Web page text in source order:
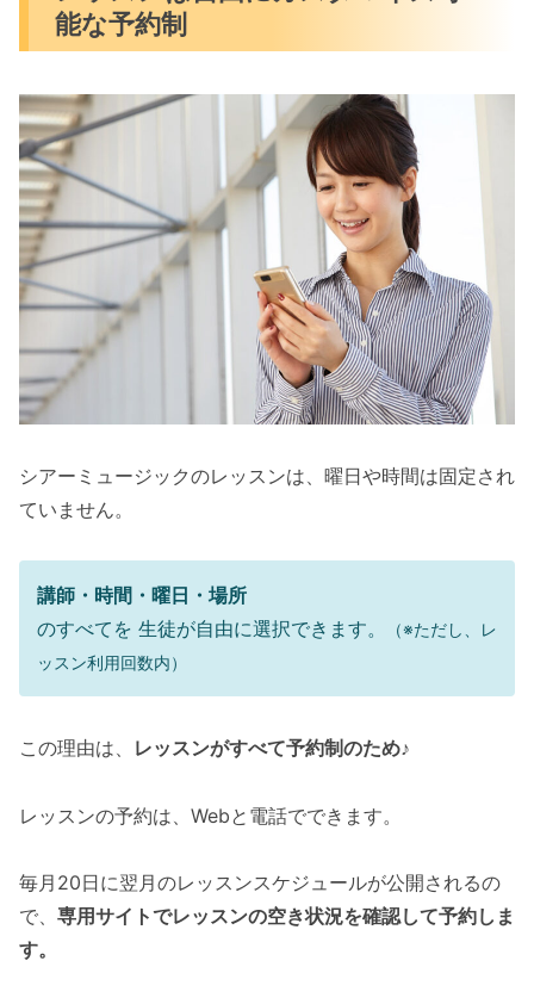
能な予約制
シアーミュージックのレッスンは、曜日や時間は固定され
ていません。
講師・時間・曜日・場所
のすべてを 生徒が自由に選択できます。
（※ただし、レ
ッスン利用回数内）
この理由は、 レッスンがすべて予約制のため♪
レッスンの予約は、Webと電話でできます。
毎月20日に翌月のレッスンスケジュールが公開されるの
で、 専用サイトでレッスンの空き状況を確認して予約しま
す。